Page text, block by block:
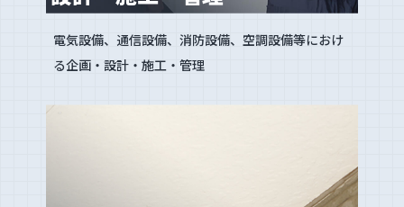
電気設備、通信設備、消防設備、空調設備等におけ
る企画・設計・施工・管理